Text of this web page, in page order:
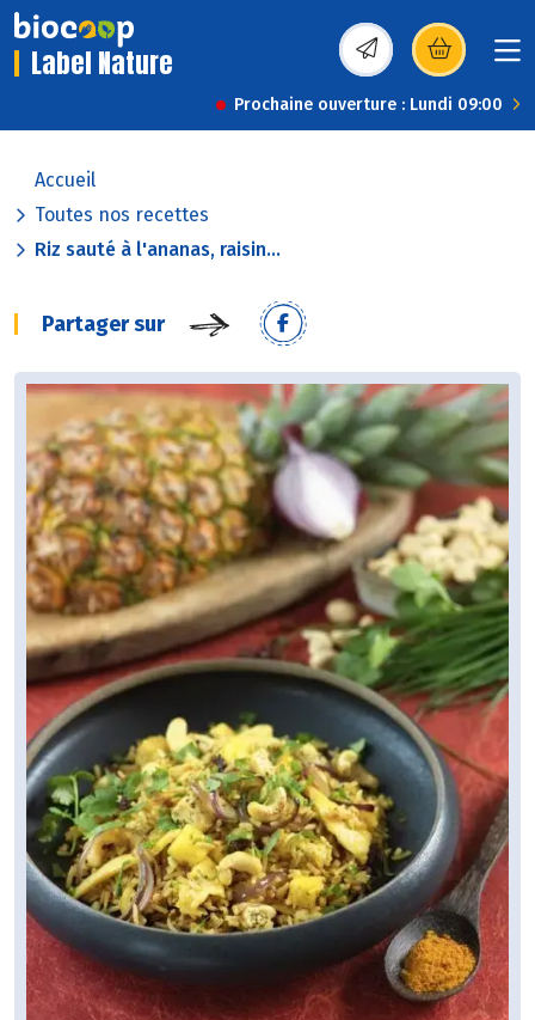
Label Nature (s’ouvre dans une
Prochaine ouverture : Lundi 09:00
Accueil
Toutes nos recettes
Riz sauté à l'ananas, raisin...
Partager sur